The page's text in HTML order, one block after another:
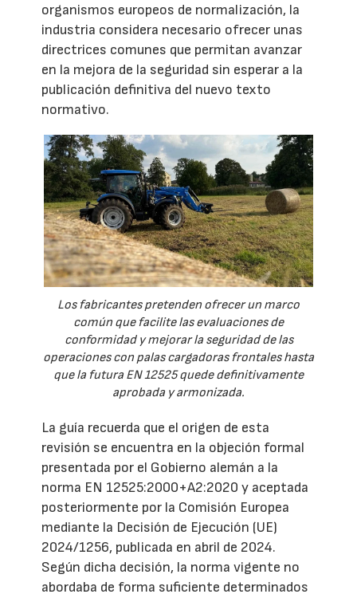
organismos europeos de normalización, la
industria considera necesario ofrecer unas
directrices comunes que permitan avanzar
en la mejora de la seguridad sin esperar a la
publicación definitiva del nuevo texto
normativo.
Los fabricantes pretenden ofrecer un marco
común que facilite las evaluaciones de
conformidad y mejorar la seguridad de las
operaciones con palas cargadoras frontales hasta
que la futura EN 12525 quede definitivamente
aprobada y armonizada.
La guía recuerda que el origen de esta
revisión se encuentra en la objeción formal
presentada por el Gobierno alemán a la
norma EN 12525:2000+A2:2020 y aceptada
posteriormente por la Comisión Europea
mediante la Decisión de Ejecución (UE)
2024/1256, publicada en abril de 2024.
Según dicha decisión, la norma vigente no
abordaba de forma suficiente determinados